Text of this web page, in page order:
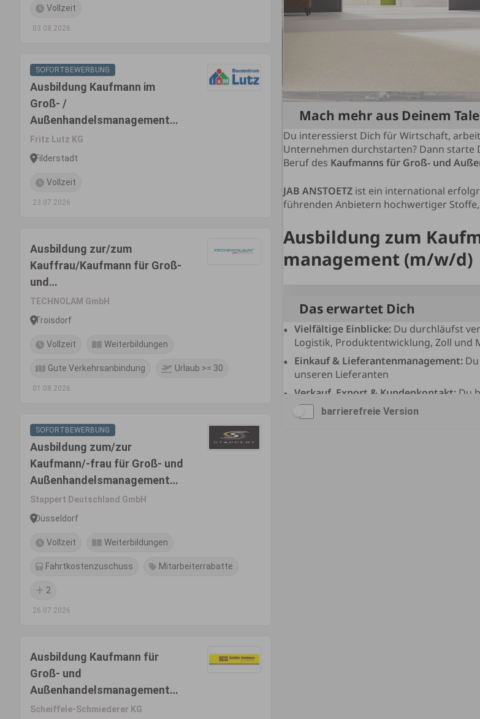
Vollzeit
03.08.2026
SOFORTBEWERBUNG
Ausbildung Kaufmann im
Groß- /
Außenhandelsmanagement
(m/w/d)
Fritz Lutz KG
Filderstadt
Vollzeit
23.07.2026
Ausbildung zur/zum
Kauffrau/Kaufmann für Groß-
und
Außenhandelsmanagement
(m/w/d)
TECHNOLAM GmbH
Troisdorf
Vollzeit Weiterbildungen
Gute Verkehrsanbindung Urlaub >= 30
01.08.2026
SOFORTBEWERBUNG
Ausbildung zum/zur
Kaufmann/-frau für Groß- und
Außenhandelsmanagement
(m/w/d) Schwerpunkt
Großhandel
Stappert Deutschland GmbH
Düsseldorf
Vollzeit Weiterbildungen
Fahrtkostenzuschuss Mitarbeiterrabatte
2
26.07.2026
Ausbildung Kaufmann für
Groß- und
Außenhandelsmanagement
(m/w/d)
Scheiffele-Schmiederer KG
barrierefreie Version